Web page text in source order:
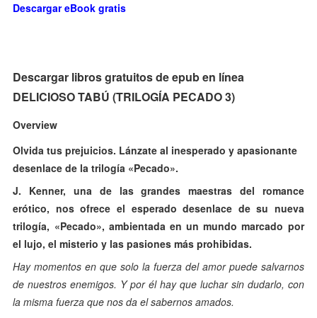
Descargar eBook gratis
Descargar libros gratuitos de epub en línea
DELICIOSO TABÚ (TRILOGÍA PECADO 3)
Overview
Olvida tus prejuicios. Lánzate al inesperado y apasionante
desenlace de la trilogía «Pecado».
J. Kenner, una de las grandes maestras del romance
erótico, nos ofrece el esperado desenlace de su nueva
trilogía, «Pecado», ambientada en un mundo marcado por
el lujo, el misterio y las pasiones más prohibidas.
Hay momentos en que solo la fuerza del amor puede salvarnos
de nuestros enemigos. Y por él hay que luchar sin dudarlo, con
la misma fuerza que nos da el sabernos amados.